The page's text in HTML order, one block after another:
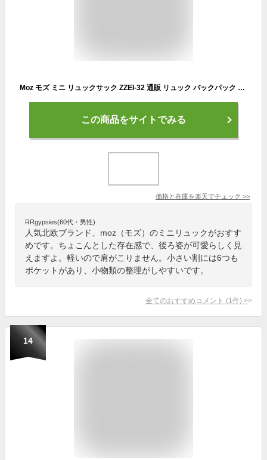
Moz モズ ミニ リュックサック ZZEI-32 通販 リュック バックパック デイパック マザーズバッグ マザーズバック マザーバック マザーバッグ レディースリュック 小さめ コンパクト 軽い 軽量 moz 北欧 カジュアル レディース かわいい 可愛い
この商品をサイトでみる
価格と在庫を楽天でチェック >>
RRgypsies(60代・男性)
人気北欧ブランド、moz（モズ）のミニリュックがおすす
めです。ちょこんとした存在感で、後ろ姿が可愛らしく見
えますよ。軽いので肩がこりません。小さい割には6つも
ポケットがあり、小物類の整理がしやすいです。
全てのおすすめコメント (1 件) >
14